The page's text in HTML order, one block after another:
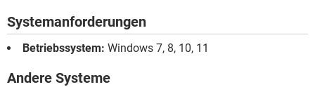
Systemanforderungen
Betriebssystem: Windows 7, 8, 10, 11
Andere Systeme